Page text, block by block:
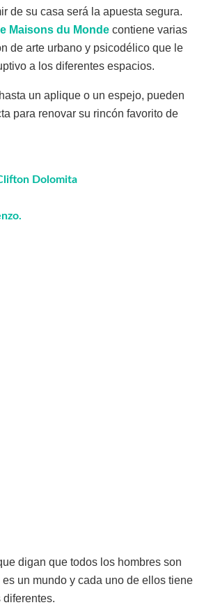
de su casa será la apuesta segura.
Maisons du Monde contiene varias
de arte urbano y psicodélico que le
a los diferentes espacios.
un aplique o un espejo, pueden
para renovar su rincón favorito de
Dolomita
digan que todos los hombres son
un mundo y cada uno de ellos tiene